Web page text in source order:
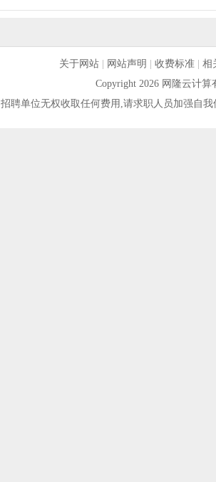
关于网站| 网站声明 收费标准| 相
Copyright 2026 网隆云计
招聘单位无权收取任何费用,请求职人员加强自